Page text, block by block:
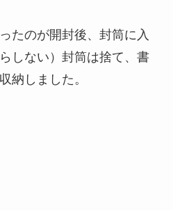
たのが開封後、封筒に入
しない）封筒は捨て、書
納しました。